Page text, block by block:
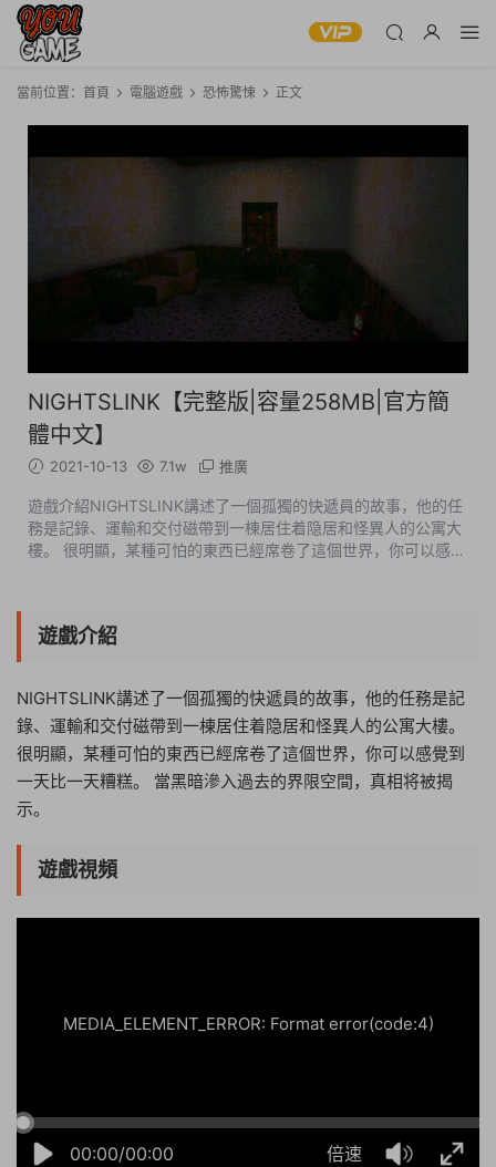
當前位置： 首頁 電腦遊戲 恐怖驚悚 正文
NIGHTSLINK【完整版|容量258MB|官方簡
體中文】
2021-10-13 7.1w 推廣
遊戲介紹NIGHTSLINK講述了一個孤獨的快遞員的故事，他的任
務是記錄、運輸和交付磁帶到一棟居住着隐居和怪異人的公寓大
樓。 很明顯，某種可怕的東西已經席卷了這個世界，你可以感覺
遊戲介紹
NIGHTSLINK講述了一個孤獨的快遞員的故事，他的任務是記
錄、運輸和交付磁帶到一棟居住着隐居和怪異人的公寓大樓。
很明顯，某種可怕的東西已經席卷了這個世界，你可以感覺到
一天比一天糟糕。 當黑暗滲入過去的界限空間，真相将被揭
示。
遊戲視頻
00:00/00:00 倍速
MEDIA_ELEMENT_ERROR: Format error(code:4)